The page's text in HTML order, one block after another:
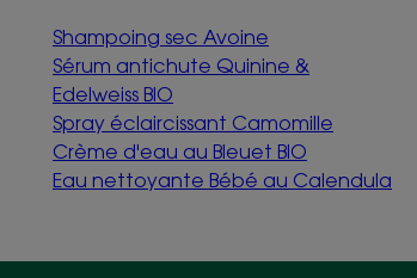
Shampoing sec Avoine
Sérum antichute Quinine &
Edelweiss BIO
Spray éclaircissant Camomille
Crème d'eau au Bleuet BIO
Eau nettoyante Bébé au Calendula